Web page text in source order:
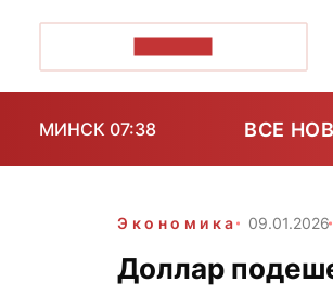
МИНСК 07:38 ВСЕ
Экономика 09.01.2026
Доллар